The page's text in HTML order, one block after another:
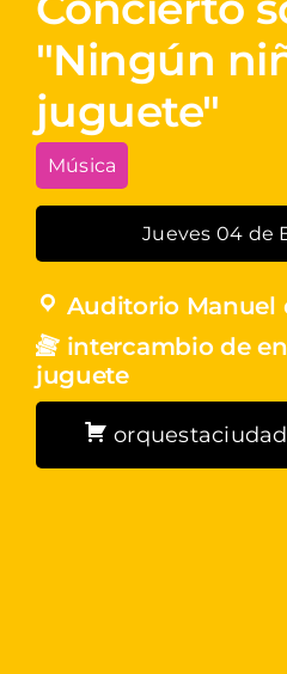
"Ningún
juguete"
Música
Jueves 04 de
Auditorio Manuel
intercambio de
juguete